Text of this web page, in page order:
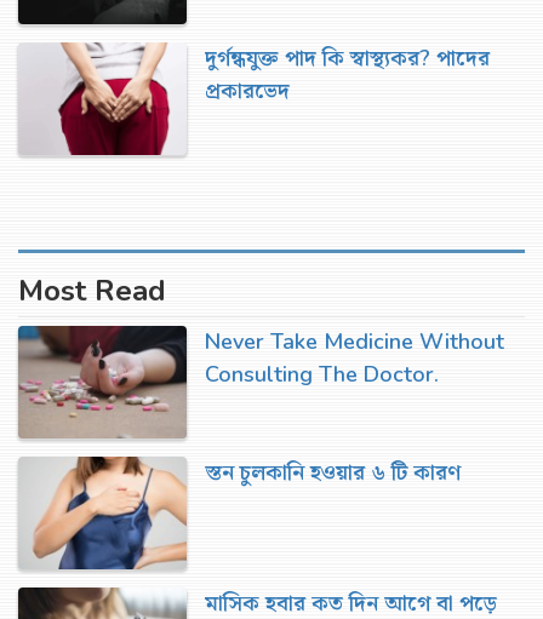
দুর্গন্ধযুক্ত পাদ কি স্বাস্থ্যকর? পাদের
প্রকারভেদ
Most Read
Never Take Medicine Without
Consulting The Doctor.
স্তন চুলকানি হওয়ার ৬ টি কারণ
মাসিক হবার কত দিন আগে বা পড়ে